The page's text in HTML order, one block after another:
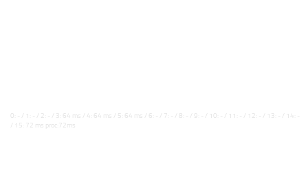
0: - / 1: - / 2: - / 3: 64 ms / 4: 64 ms / 5: 64 ms / 6: - / 7: - / 8: - / 9: - / 10: - / 11: - / 12: - / 13: - / 14: -
/ 15: 72 ms proc:72ms